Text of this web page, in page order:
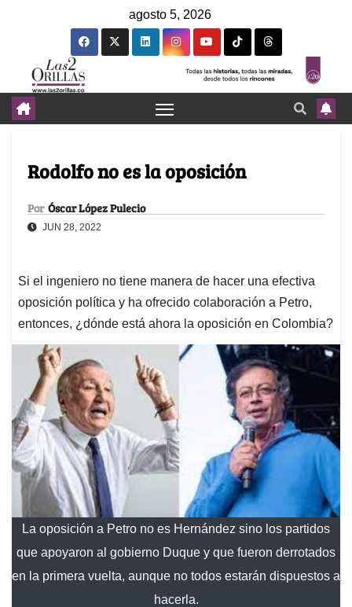
agosto 5, 2026
Rodolfo no es la oposición
Por Óscar López Pulecio
JUN 28, 2022
Si el ingeniero no tiene manera de hacer una efectiva
oposición política y ha ofrecido colaboración a Petro,
entonces, ¿dónde está ahora la oposición en Colombia?
La oposición a Petro no es Hernández sino los partidos
que apoyaron al gobierno Duque y que fueron derrotados
en la primera vuelta, aunque no todos estarán dispuestos a
hacerla.